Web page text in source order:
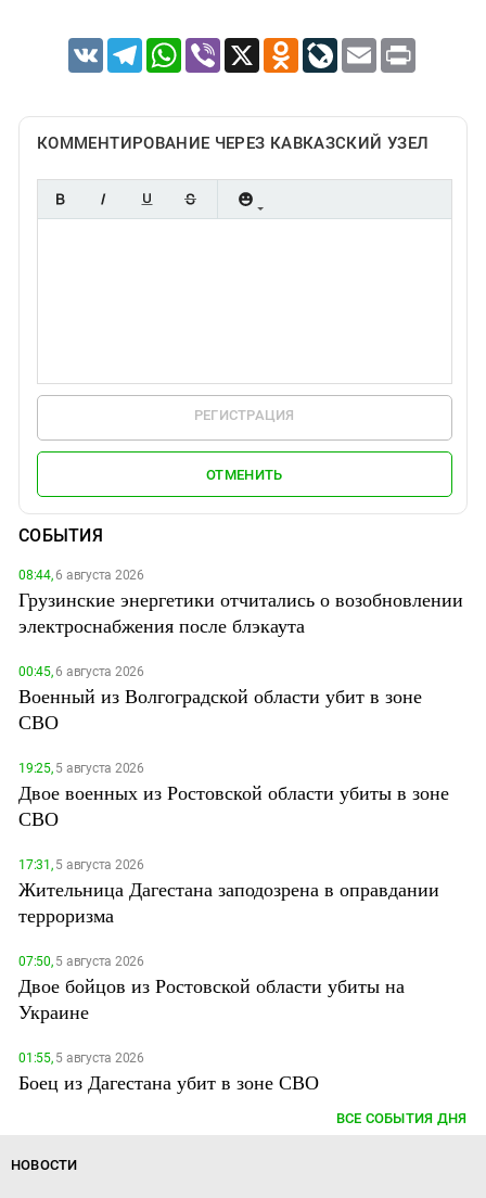
VK TelegramWhatsApp
Viber X Odnoklassniki
LiveJournal
Email Print
КОММЕНТИРОВАНИЕ ЧЕРЕЗ КАВКАЗСКИЙ УЗЕЛ
РЕГИСТРАЦИЯ
ОТМЕНИТЬ
СОБЫТИЯ
08:44,6 августа 2026
Грузинские энергетики отчитались о возобновлении
электроснабжения после блэкаута
00:45,6 августа 2026
Военный из Волгоградской области убит в зоне
СВО
19:25,5 августа 2026
Двое военных из Ростовской области убиты в зоне
СВО
17:31,5 августа 2026
Жительница Дагестана заподозрена в оправдании
терроризма
07:50,5 августа 2026
Двое бойцов из Ростовской области убиты на
Украине
01:55,5 августа 2026
Боец из Дагестана убит в зоне СВО
ВСЕ СОБЫТИЯ ДНЯ
НОВОСТИ